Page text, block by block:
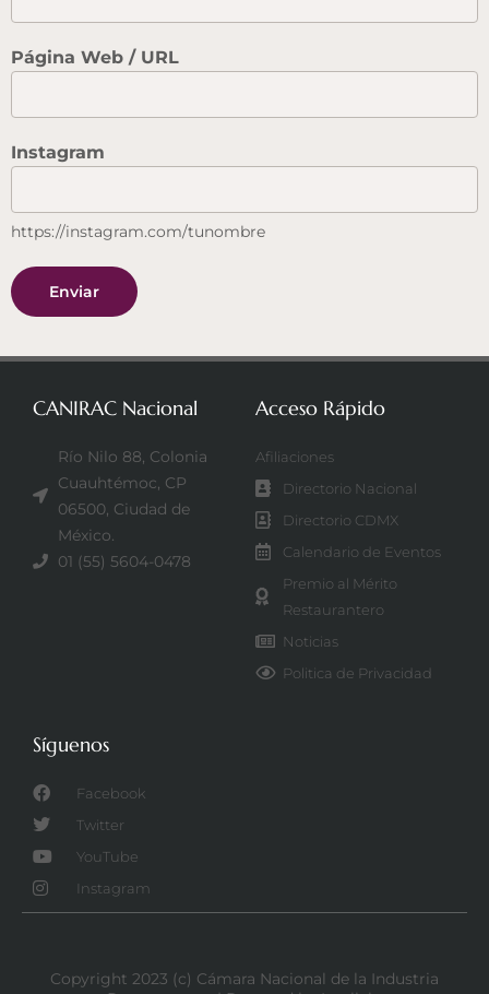
Página Web / URL
Instagram
https://instagram.com/tunombre
Enviar
CANIRAC Nacional
Río Nilo 88, Colonia
Cuauhtémoc, CP
06500, Ciudad de
México.
01 (55) 5604-0478
Acceso Rápido
Afiliaciones
Directorio Nacional
Directorio CDMX
Calendario de Eventos
Premio al Mérito
Restaurantero
Noticias
Politica de Privacidad
Síguenos
Facebook
Twitter
YouTube
Instagram
Copyright 2023 (c) Cámara Nacional de la Industria